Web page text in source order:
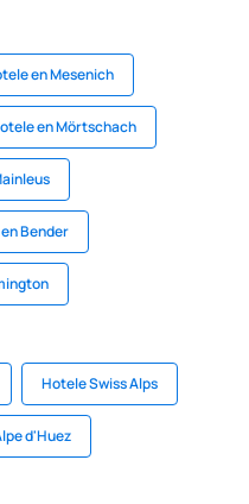
en Mesenich
en Mörtschach
Bender
Hotele Swiss Alps
d'Huez